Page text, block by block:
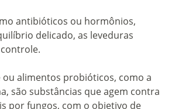
antibióticos ou hormônios,
delicado, as leveduras
ou alimentos probióticos, como a
são substâncias que agem contra
por fungos, com o objetivo de